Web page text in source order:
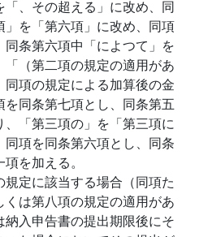
「、その超える」に改め、同
を「第六項」に改め、同項
同条第六項中「によつて」を
「（第二項の規定の適用があ
同項の規定による加算後の金
同条第七項とし、同条第五
「第三項の」を「第三項に
同項を同条第六項とし、同条
を加える。
規定に該当する場合（同項た
くは第八項の規定の適用があ
納入申告書の提出期限後にそ